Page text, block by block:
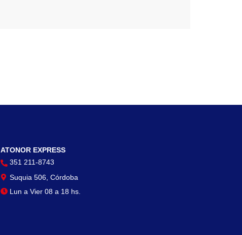
ATONOR EXPRESS
351 211-8743
Suquia 506, Córdoba
Lun a Vier 08 a 18 hs.